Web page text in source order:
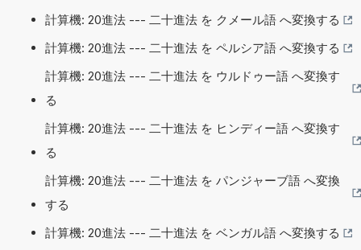
計算機: 20進法 --- 二十進法 を クメール語 へ変換する
計算機: 20進法 --- 二十進法 を ペルシア語 へ変換する
計算機: 20進法 --- 二十進法 を ウルドゥー語 へ変換す
る
計算機: 20進法 --- 二十進法 を ヒンディー語 へ変換す
る
計算機: 20進法 --- 二十進法 を パンジャーブ語 へ変換
する
計算機: 20進法 --- 二十進法 を ベンガル語 へ変換する